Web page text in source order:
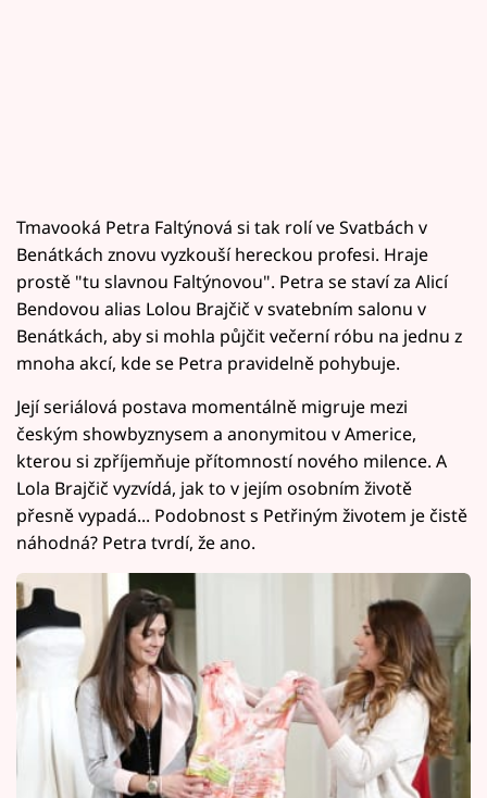
Tmavooká Petra Faltýnová si tak rolí ve Svatbách v
Benátkách znovu vyzkouší hereckou profesi. Hraje
prostě "tu slavnou Faltýnovou". Petra se staví za Alicí
Bendovou alias Lolou Brajčič v svatebním salonu v
Benátkách, aby si mohla půjčit večerní róbu na jednu z
mnoha akcí, kde se Petra pravidelně pohybuje.
Její seriálová postava momentálně migruje mezi
českým showbyznysem a anonymitou v Americe,
kterou si zpříjemňuje přítomností nového milence. A
Lola Brajčič vyzvídá, jak to v jejím osobním životě
přesně vypadá... Podobnost s Petřiným životem je čistě
náhodná? Petra tvrdí, že ano.